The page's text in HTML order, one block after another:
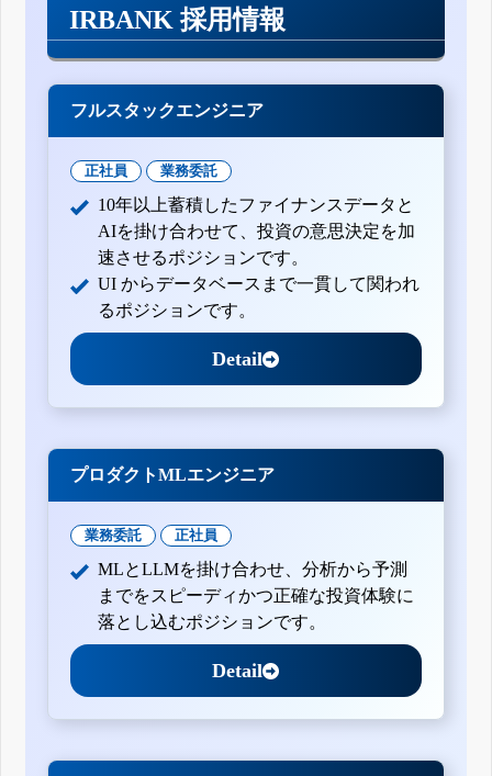
IRBANK 採用情報
フルスタックエンジニア
正社員 業務委託
10年以上蓄積したファイナンスデータと
AIを掛け合わせて、投資の意思決定を加
速させるポジションです。
UI からデータベースまで一貫して関われ
るポジションです。
Detail
プロダクトMLエンジニア
業務委託 正社員
MLとLLMを掛け合わせ、分析から予測
までをスピーディかつ正確な投資体験に
落とし込むポジションです。
Detail